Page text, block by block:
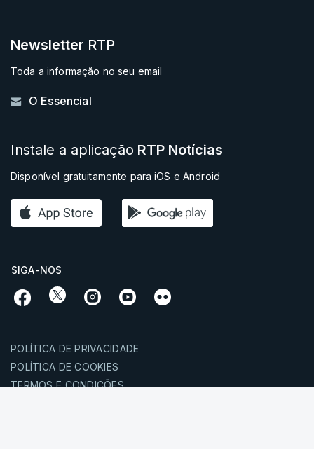
Newsletter RTP
Toda a informação no seu email
O Essencial
Instale a aplicação RTP Notícias
Disponível gratuitamente para iOS e Android
SIGA-NOS
POLÍTICA DE PRIVACIDADE
POLÍTICA DE COOKIES
TERMOS E CONDIÇÕES